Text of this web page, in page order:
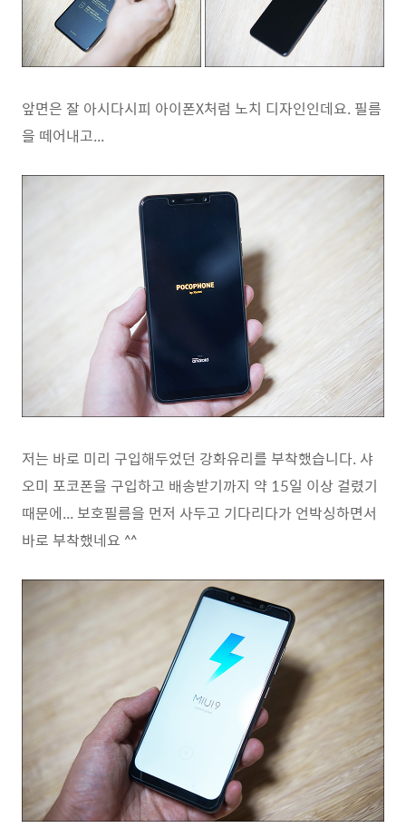
앞면은 잘 아시다시피 아이폰X처럼 노치 디자인인데요. 필름
을 떼어내고...
저는 바로 미리 구입해두었던 강화유리를 부착했습니다. 샤
오미 포코폰을 구입하고 배송받기까지 약 15일 이상 걸렸기
때문에... 보호필름을 먼저 사두고 기다리다가 언박싱하면서
바로 부착했네요 ^^